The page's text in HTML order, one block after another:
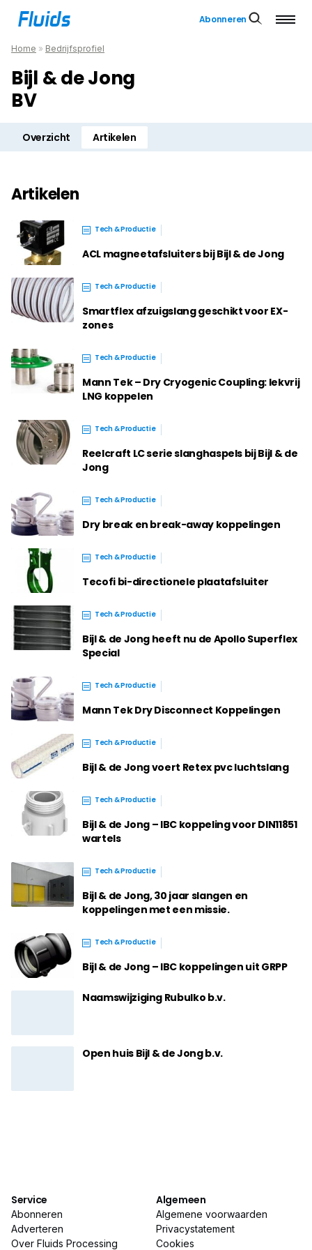
Abonneren
Home » Bedrijfsprofiel
Bijl & de Jong
BV
Overzicht Artikelen
Artikelen
Tech & Productie
ACL magneetafsluiters bij Bijl & de Jong
Tech & Productie
Smartflex afzuigslang geschikt voor EX-
zones
Tech & Productie
Mann Tek – Dry Cryogenic Coupling: lekvrij
LNG koppelen
Tech & Productie
Reelcraft LC serie slanghaspels bij Bijl & de
Jong
Tech & Productie
Dry break en break-away koppelingen
Tech & Productie
Tecofi bi-directionele plaatafsluiter
Tech & Productie
Bijl & de Jong heeft nu de Apollo Superflex
Special
Tech & Productie
Mann Tek Dry Disconnect Koppelingen
Tech & Productie
Bijl & de Jong voert Retex pvc luchtslang
Tech & Productie
Bijl & de Jong – IBC koppeling voor DIN11851
wartels
Tech & Productie
Bijl & de Jong, 30 jaar slangen en
koppelingen met een missie.
Tech & Productie
Bijl & de Jong – IBC koppelingen uit GRPP
Naamswijziging Rubulko b.v.
Open huis Bijl & de Jong b.v.
Service
Abonneren
Adverteren
Over Fluids Processing
Algemeen
Algemene voorwaarden
Privacystatement
Cookies